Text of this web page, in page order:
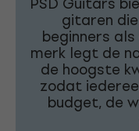
gitaren
beginners
merk legt de
de hoogste
zodat
budget, de